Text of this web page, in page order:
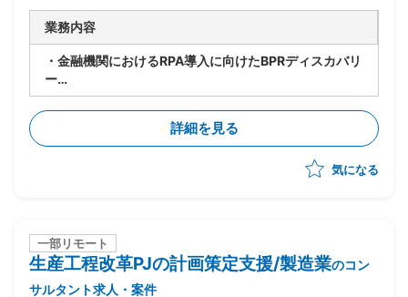
業務内容
・金融機関におけるRPA導入に向けたBPRディスカバリ
ー
・業務分析、業務効率化案の策定
詳細を見る
気になる
一部リモート
生産工程改革PJの計画策定支援/製造業のコン
サルタント求人・案件